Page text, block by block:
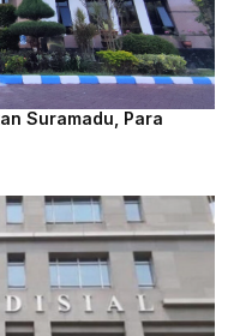
Suramadu, Para